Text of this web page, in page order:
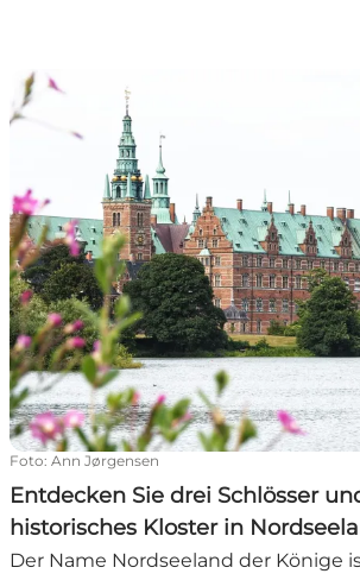
Entdecken Sie drei Schlösser und
Foto: Ann Jørgensen
Entdecken Sie drei Schlösser
historisches Kloster in
Der Name Nordseeland der Könige